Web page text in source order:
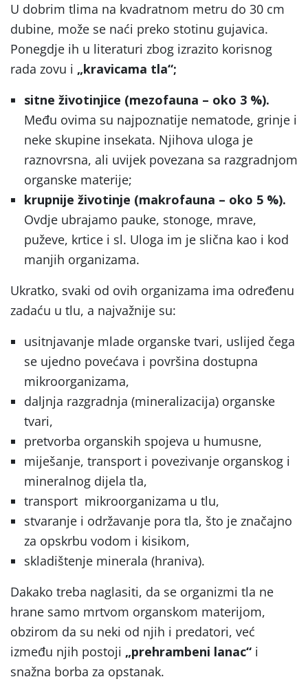
U dobrim tlima na kvadratnom metru do 30 cm
dubine, može se naći preko stotinu gujavica.
Ponegdje ih u literaturi zbog izrazito korisnog
rada zovu i „kravicama tla“;
sitne životinjice (mezofauna – oko 3 %).
Među ovima su najpoznatije nematode, grinje i
neke skupine insekata. Njihova uloga je
raznovrsna, ali uvijek povezana sa razgradnjom
organske materije;
krupnije životinje (makrofauna – oko 5 %).
Ovdje ubrajamo pauke, stonoge, mrave,
puževe, krtice i sl. Uloga im je slična kao i kod
manjih organizama.
Ukratko, svaki od ovih organizama ima određenu
zadaću u tlu, a najvažnije su:
usitnjavanje mlade organske tvari, uslijed čega
se ujedno povećava i površina dostupna
mikroorganizama,
daljnja razgradnja (mineralizacija) organske
tvari,
pretvorba organskih spojeva u humusne,
miješanje, transport i povezivanje organskog i
mineralnog dijela tla,
transport mikroorganizama u tlu,
stvaranje i održavanje pora tla, što je značajno
za opskrbu vodom i kisikom,
skladištenje minerala (hraniva).
Dakako treba naglasiti, da se organizmi tla ne
hrane samo mrtvom organskom materijom,
obzirom da su neki od njih i predatori, već
između njih postoji „prehrambeni lanac“ i
snažna borba za opstanak.